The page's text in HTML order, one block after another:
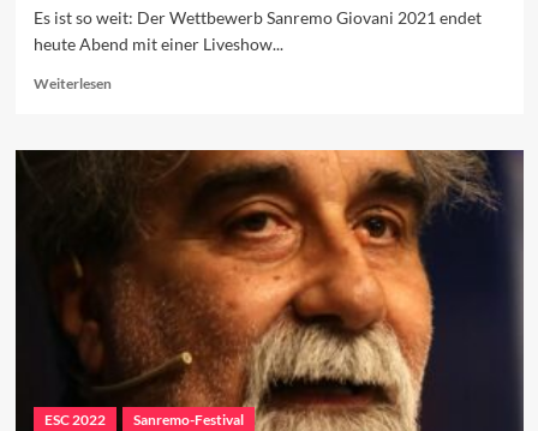
Es ist so weit: Der Wettbewerb Sanremo Giovani 2021 endet
heute Abend mit einer Liveshow...
WeiterlesenRead
Das
Sanremo-
ESC 2022 Sanremo-Festival